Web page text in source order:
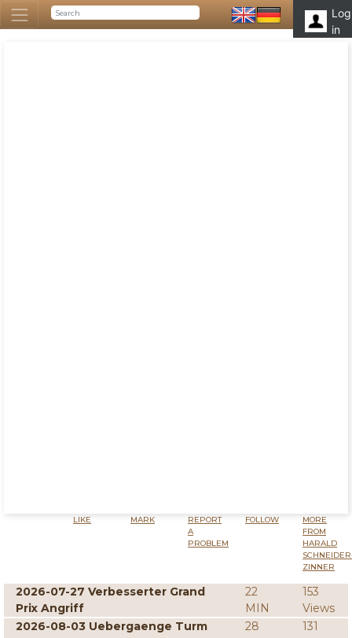
Log
in
LIKE MARK
REPORT
A
PROBLEM
FOLLOW
MORE
FROM
HARALD
ZINNER
2026-07-27 Verbesserter Grand
Prix Angriff
22
MIN
153
Views
2026-08-03 Uebergaenge Turm
28
131